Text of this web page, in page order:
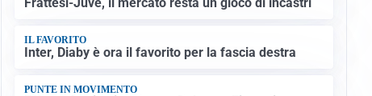
IL FAVORITO
Inter, Diaby è ora il favorito per la fascia destra
PUNTE IN MOVIMENTO